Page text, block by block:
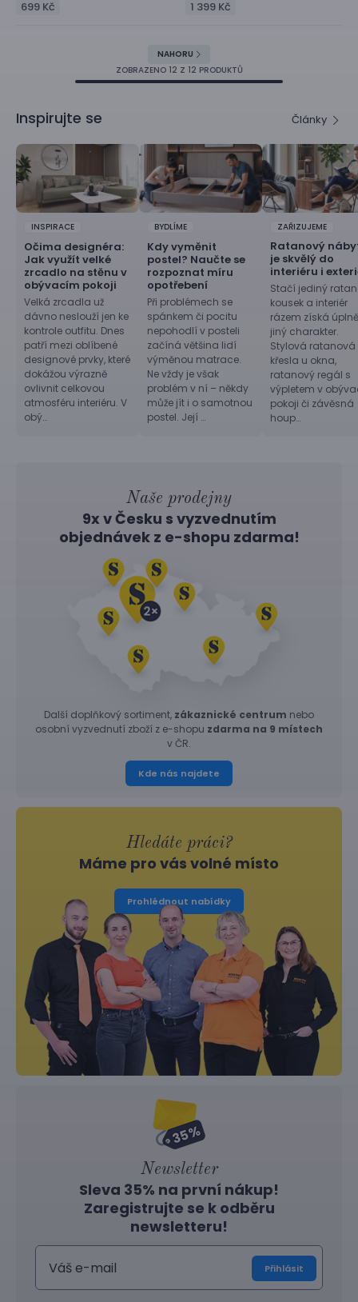
699 Kč 1 399 Kč
NAHORU
ZOBRAZENO 12 Z 12 PRODUKTŮ
Inspirujte se Články
INSPIRACE
Očima designéra:
Jak využít velké
zrcadlo na stěnu v
obývacím pokoji
Velká zrcadla už
dávno neslouží jen ke
kontrole outfitu. Dnes
patří mezi oblíbené
designové prvky, které
dokážou výrazně
ovlivnit celkovou
atmosféru interiéru. V
obý…
BYDLÍME
Kdy vyměnit
postel? Naučte se
rozpoznat míru
opotřebení
Při problémech se
spánkem či pocitu
nepohodlí v posteli
začíná většina lidí
výměnou matrace.
Ne vždy je však
problém v ní – někdy
může jít i o samotnou
postel. Její …
ZAŘIZUJEME
Ratanový
je skvělý do
interiéru i
Stačí jediný
kousek a interiér
rázem získá úplně
jiný charakter.
Stylová ratanová
křesla u okna,
ratanový regál s
výpletem v
pokoji či závěsná
houp…
Naše prodejny
9x v Česku s vyzvednutím
objednávek z e-shopu zdarma!
Další doplňkový sortiment, zákaznické centrum nebo
osobní vyzvednutí zboží z e-shopu zdarma na 9 místech
v ČR.
Kde nás najdete
Hledáte práci?
Máme pro vás volné místo
Prohlédnout nabídky
Newsletter
Sleva 35% na první nákup!
Zaregistrujte se k odběru
newsletteru!
Přihlásit